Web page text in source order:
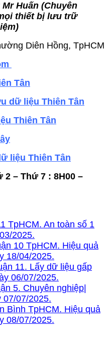
Mr Huấn (Chuyên
thiết bị lưu trữ
Diên Hồng, TpHCM
Tân
dữ liệu Thiên Tân
Thiên Tân
liệu Thiên Tân
– Thứ 7 : 8H00 –
TpHCM. An toàn số 1
2025.
10 TpHCM. Hiệu quả
18/04/2025.
11. Lấy dữ liệu gấp
06/07/2025.
5. Chuyên nghiệp|
07/07/2025.
Bình TpHCM. Hiệu quả
08/07/2025.